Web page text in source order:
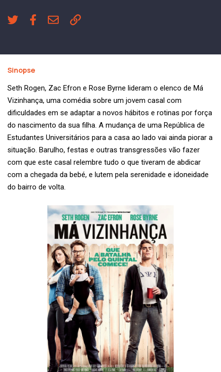
Sinopse
Seth Rogen, Zac Efron e Rose Byrne lideram o elenco de Má
Vizinhança, uma comédia sobre um jovem casal com
dificuldades em se adaptar a novos hábitos e rotinas por força
do nascimento da sua filha. A mudança de uma República de
Estudantes Universitários para a casa ao lado vai ainda piorar a
situação. Barulho, festas e outras transgressões vão fazer
com que este casal relembre tudo o que tiveram de abdicar
com a chegada da bebé, e lutem pela serenidade e idoneidade
do bairro de volta.